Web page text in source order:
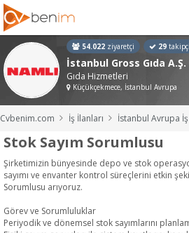
54.022 ziyaretçi 29 takipçi
İstanbul Gross Gıda A.Ş.
Gıda Hizmetleri
Küçükçekmece, İstanbul Avrupa
Cvbenim.com İş İlanları İstanbul Avrupa İş
Stok Sayım Sorumlusu
Şirketimizin bünyesinde depo ve stok
sayımı ve envanter kontrol süreçlerini etkin
Sorumlusu arıyoruz.
Görev ve Sorumluluklar
Periyodik ve dönemsel stok sayımlarını